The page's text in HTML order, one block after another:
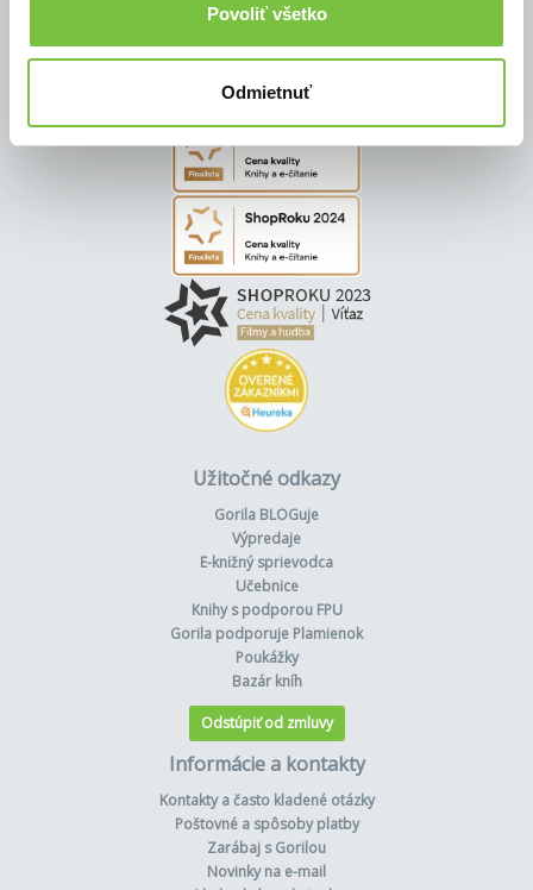
Povoliť všetko
Odmietnuť
Užitočné odkazy
Gorila BLOGuje
Výpredaje
E-knižný sprievodca
Učebnice
Knihy s podporou FPU
Gorila podporuje Plamienok
Poukážky
Bazár kníh
Odstúpiť od zmluvy
Informácie a kontakty
Kontakty a často kladené otázky
Poštovné a spôsoby platby
Zarábaj s Gorilou
Novinky na e-mail